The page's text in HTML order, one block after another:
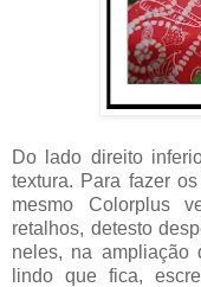
Do lado direito
textura. Para fazer
mesmo Colorplus
retalhos, detesto
neles, na
lindo que fica,